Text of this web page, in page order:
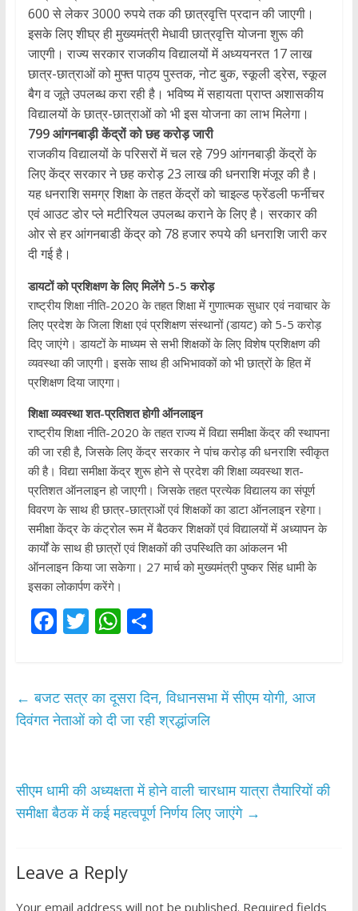
600 से लेकर 3000 रुपये तक की छात्रवृत्ति प्रदान की जाएगी।
इसके लिए शीघ्र ही मुख्यमंत्री मेधावी छात्रवृत्ति योजना शुरू की
जाएगी। राज्य सरकार राजकीय विद्यालयों में अध्ययनरत 17 लाख
छात्र-छात्राओं को मुफ्त पाठ्य पुस्तक, नोट बुक, स्कूली ड्रेस, स्कूल
बैग व जूते उपलब्ध करा रही है। भविष्य में सहायता प्राप्त अशासकीय
विद्यालयों के छात्र-छात्राओं को भी इस योजना का लाभ मिलेगा।
799 आंगनबाड़ी केंद्रों को छह करोड़ जारी
राजकीय विद्यालयों के परिसरों में चल रहे 799 आंगनबाड़ी केंद्रों के
लिए केंद्र सरकार ने छह करोड़ 23 लाख की धनराशि मंजूर की है।
यह धनराशि समग्र शिक्षा के तहत केंद्रों को चाइल्ड फ्रेंडली फर्नीचर
एवं आउट डोर प्ले मटीरियल उपलब्ध कराने के लिए है। सरकार की
ओर से हर आंगनबाडी केंद्र को 78 हजार रुपये की धनराशि जारी कर
दी गई है।
डायटों को प्रशिक्षण के लिए मिलेंगे 5-5 करोड़
राष्ट्रीय शिक्षा नीति-2020 के तहत शिक्षा में गुणात्मक सुधार एवं नवाचार के
लिए प्रदेश के जिला शिक्षा एवं प्रशिक्षण संस्थानों (डायट) को 5-5 करोड़
दिए जाएंगे। डायटों के माध्यम से सभी शिक्षकों के लिए विशेष प्रशिक्षण की
व्यवस्था की जाएगी। इसके साथ ही अभिभावकों को भी छात्रों के हित में
प्रशिक्षण दिया जाएगा।
शिक्षा व्यवस्था शत-प्रतिशत होगी ऑनलाइन
राष्ट्रीय शिक्षा नीति-2020 के तहत राज्य में विद्या समीक्षा केंद्र की स्थापना
की जा रही है, जिसके लिए केंद्र सरकार ने पांच करोड़ की धनराशि स्वीकृत
की है। विद्या समीक्षा केंद्र शुरू होने से प्रदेश की शिक्षा व्यवस्था शत-
प्रतिशत ऑनलाइन हो जाएगी। जिसके तहत प्रत्येक विद्यालय का संपूर्ण
विवरण के साथ ही छात्र-छात्राओं एवं शिक्षकों का डाटा ऑनलाइन रहेगा।
समीक्षा केंद्र के कंट्रोल रूम में बैठकर शिक्षकों एवं विद्यालयों में अध्यापन के
कार्यों के साथ ही छात्रों एवं शिक्षकों की उपस्थिति का आंकलन भी
ऑनलाइन किया जा सकेगा। 27 मार्च को मुख्यमंत्री पुष्कर सिंह धामी के
इसका लोकार्पण करेंगे।
F
ac
b
o
k
T
w
er
W
h
s
A
S
e
← बजट सत्र का दूसरा दिन, विधानसभा में सीएम योगी, आज
दिवंगत नेताओं को दी जा रही श्रद्धांजलि
सीएम धामी की अध्यक्षता में होने वाली चारधाम यात्रा तैयारियों की
समीक्षा बैठक में कई महत्वपूर्ण निर्णय लिए जाएंगे →
Leave a Reply
Your email address will not be published. Required fields